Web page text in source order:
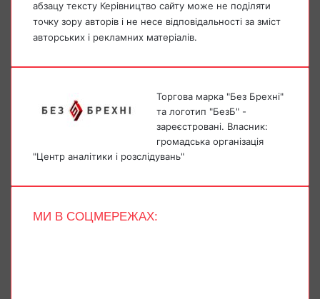
абзацу тексту Керівництво сайту може не поділяти
точку зору авторів і не несе відповідальності за зміст
авторських і рекламних матеріалів.
Торгова марка "Без Брехні"
та логотип "БезБ" -
зареєстровані. Власник:
громадська організація
"Центр аналітики і розслідувань"
МИ В СОЦМЕРЕЖАХ: